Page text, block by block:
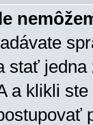
stať
a klikli